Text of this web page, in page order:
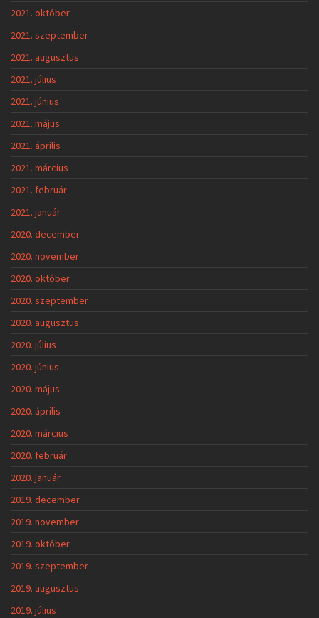
2021. október
2021. szeptember
2021. augusztus
2021. július
2021. június
2021. május
2021. április
2021. március
2021. február
2021. január
2020. december
2020. november
2020. október
2020. szeptember
2020. augusztus
2020. július
2020. június
2020. május
2020. április
2020. március
2020. február
2020. január
2019. december
2019. november
2019. október
2019. szeptember
2019. augusztus
2019. július